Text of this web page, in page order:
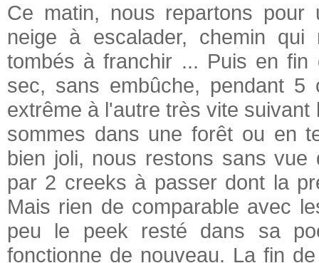
Ce matin, nous repartons
neige à escalader, chemin
tombés à franchir ... Puis en fin
sec, sans embûche, pendant
extrême à l'autre très vite
sommes dans une forêt ou en
bien joli, nous restons sans
par 2 creeks à passer dont la
Mais rien de comparable avec
peu le peek resté dans sa
fonctionne de nouveau. La fin